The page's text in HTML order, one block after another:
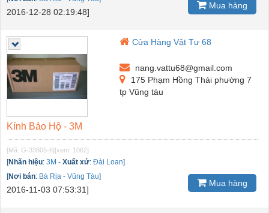
2016-12-28 02:19:48]
Mua hàng
Cửa Hàng Vật Tư 68
nang.vattu68@gmail.com
175 Phạm Hồng Thái phường 7
tp Vũng tàu
Kính Bảo Hộ - 3M
[Mã: G-33805-6][xem: 1062]
[Nhãn hiệu: 3M - Xuất xứ: Đài Loan]
[Nơi bán: Bà Rịa - Vũng Tàu]
2016-11-03 07:53:31]
Mua hàng